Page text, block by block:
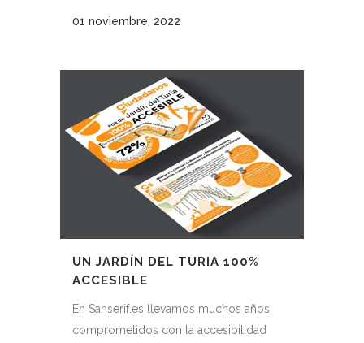
01 noviembre, 2022
UN JARDÍN DEL TURIA 100%
ACCESIBLE
En Sanserif.es llevamos muchos años
comprometidos con la accesibilidad